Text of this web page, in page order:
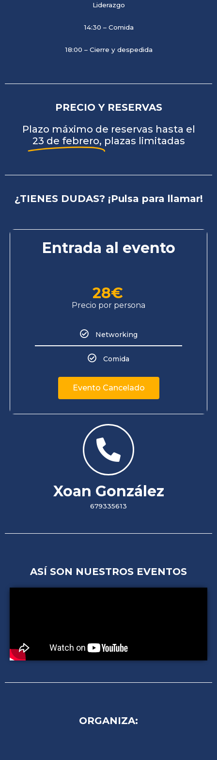
Liderazgo
14:30 – Comida
18:00 – Cierre y despedida
PRECIO Y RESERVAS
Plazo máximo de reservas hasta el
23 de febrero, plazas limitadas
¿TIENES DUDAS? ¡Pulsa para llamar!
Entrada al evento
28€
Precio por persona
Networking
Comida
Evento Cancelado
Xoan González
679335613
ASÍ SON NUESTROS EVENTOS
ORGANIZA: